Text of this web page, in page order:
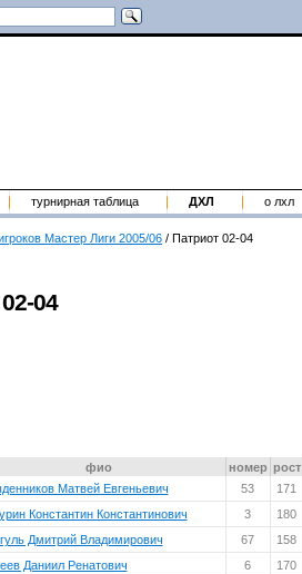
турнирная таблица ДХЛ о лхл
Мастер Лиги 2005/06 / Патриот 02-04
04
фио номер рост
Матвей Евгеньевич 53 171
Константин Константинович 3 180
Дмитрий Владимирович 67 158
Даниил Ренатович 6 170